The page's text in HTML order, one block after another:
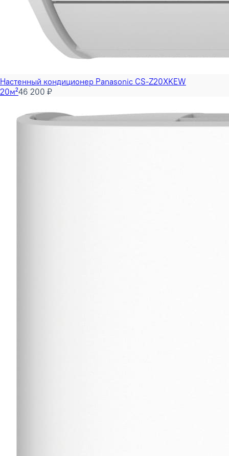
Настенный кондиционер Panasonic CS-Z20XKEW
20м²46 200 ₽